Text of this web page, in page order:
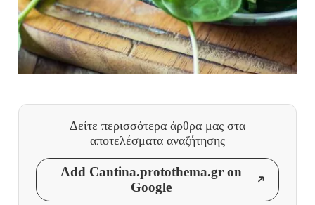
Δείτε περισσότερα άρθρα μας στα
αποτελέσματα αναζήτησης
Add Cantina.protothema.gr on
Google